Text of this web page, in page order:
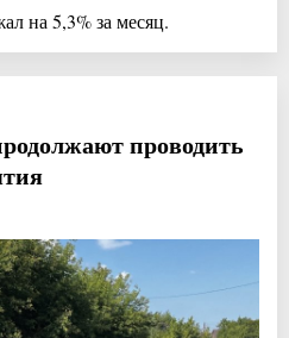
на 5,3% за месяц.
проводить